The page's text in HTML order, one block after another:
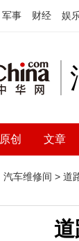
军事 财经 娱
原创 文章
汽车维修间 > 道